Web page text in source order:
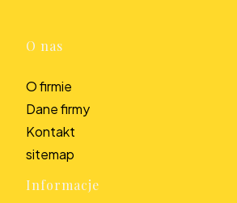
Linki w stopce
O nas
O firmie
Dane firmy
Kontakt
sitemap
Informacje